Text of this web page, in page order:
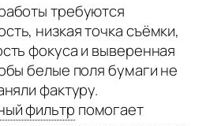
требуются
низкая точка съёмки,
фокуса и выверенная
белые поля бумаги не
фактуру.
фильтр помогает